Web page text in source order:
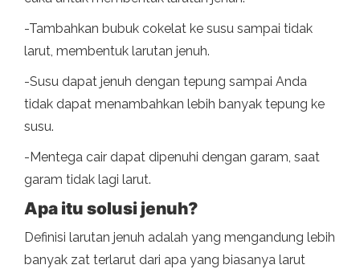
-Tambahkan bubuk cokelat ke susu sampai tidak
larut, membentuk larutan jenuh.
-Susu dapat jenuh dengan tepung sampai Anda
tidak dapat menambahkan lebih banyak tepung ke
susu.
-Mentega cair dapat dipenuhi dengan garam, saat
garam tidak lagi larut.
Apa itu solusi jenuh?
Definisi larutan jenuh adalah yang mengandung lebih
banyak zat terlarut dari apa yang biasanya larut